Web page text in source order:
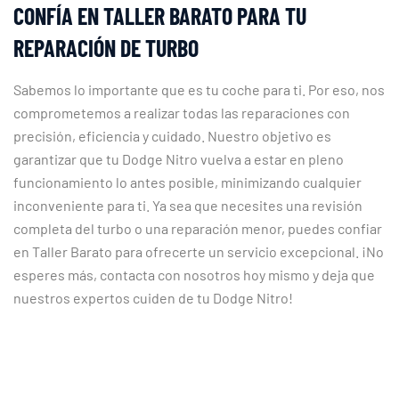
CONFÍA EN TALLER BARATO PARA TU
REPARACIÓN DE TURBO
Sabemos lo importante que es tu coche para ti. Por eso, nos
comprometemos a realizar todas las reparaciones con
precisión, eficiencia y cuidado. Nuestro objetivo es
garantizar que tu Dodge Nitro vuelva a estar en pleno
funcionamiento lo antes posible, minimizando cualquier
inconveniente para ti. Ya sea que necesites una revisión
completa del turbo o una reparación menor, puedes confiar
en Taller Barato para ofrecerte un servicio excepcional. ¡No
esperes más, contacta con nosotros hoy mismo y deja que
nuestros expertos cuiden de tu Dodge Nitro!